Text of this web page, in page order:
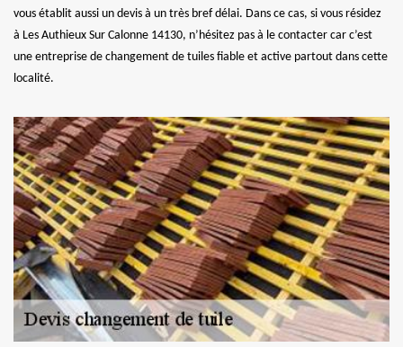
vous établit aussi un devis à un très bref délai. Dans ce cas, si vous résidez
à Les Authieux Sur Calonne 14130, n’hésitez pas à le contacter car c’est
une entreprise de changement de tuiles fiable et active partout dans cette
localité.